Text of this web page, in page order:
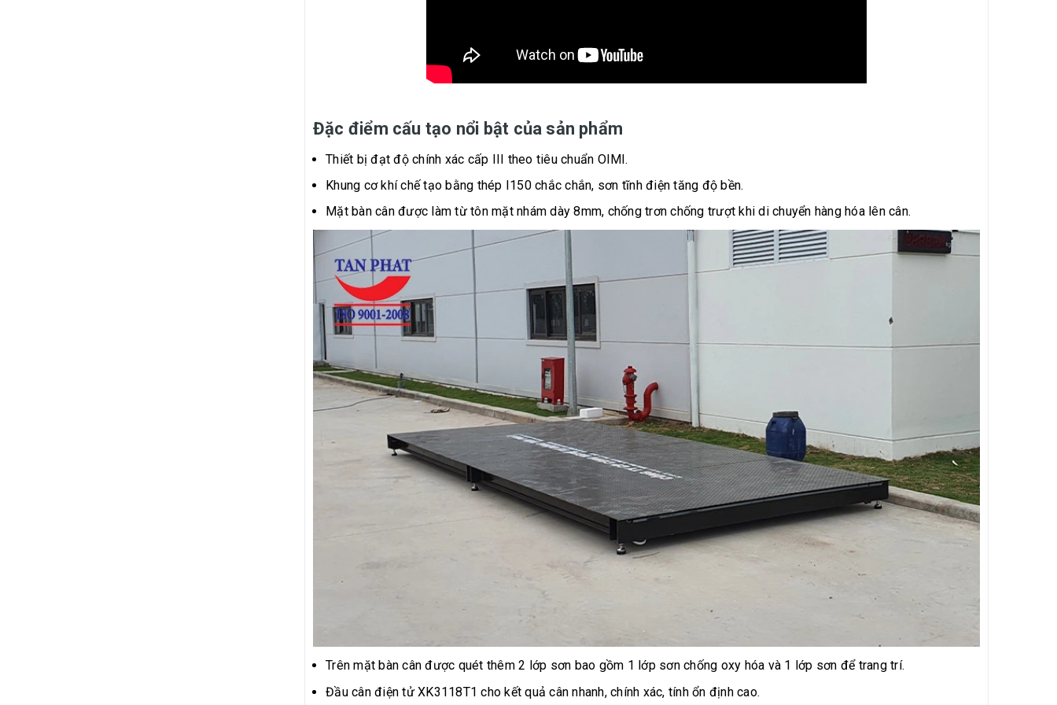
Đặc điểm cấu tạo nổi bật của sản phẩm
Thiết bị đạt độ chính xác cấp III theo tiêu chuẩn OIMl.
Khung cơ khí chế tạo bằng thép I150 chắc chắn, sơn tĩnh điện tăng độ bền.
Mặt bàn cân được làm từ tôn mặt nhám dày 8mm, chống trơn chống trượt khi di chuyển hàng hóa lên cân.
Trên mặt bàn cân được quét thêm 2 lớp sơn bao gồm 1 lớp sơn chống oxy hóa và 1 lớp sơn để trang trí.
Đầu cân điện tử XK3118T1 cho kết quả cân nhanh, chính xác, tính ổn định cao.